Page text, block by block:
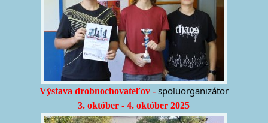
Výstava drobnochovateľov - spoluorganizátor
3. október - 4. október 2025